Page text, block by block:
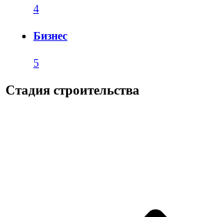
4
Бизнес
5
Стадия строительства